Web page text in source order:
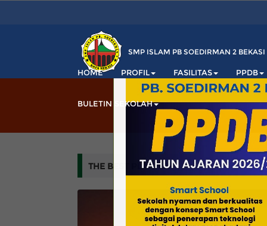
SMP ISLAM PB SOEDIRMAN 2 BEKASI
HOME PROFIL FASILITAS PPDB
BULETIN SEKOLAH
THE BEST PLANNER